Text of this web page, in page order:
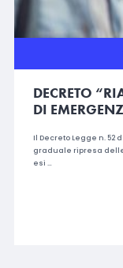
DECRETO
DI
Il Decreto Legge n. 52
graduale ripresa
esi …